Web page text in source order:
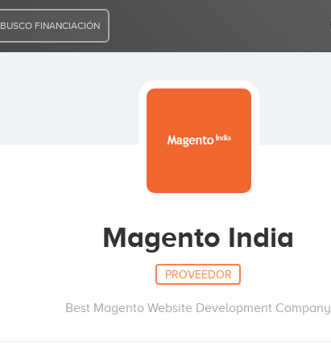
BUSCO FINANCIACIÓN
Magento India
PROVEEDOR
Best Magento Website Development Company